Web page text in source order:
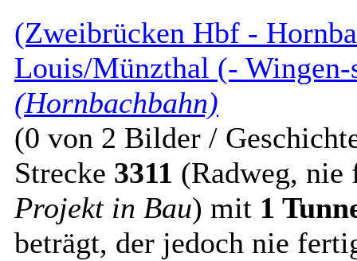
(Zweibrücken Hbf -
Louis/Münzthal (-
(Hornbachbahn)
(0 von 2 Bilder /
Strecke 3311 (Radweg,
Projekt in Bau) mit 1
beträgt, der jedoch nie